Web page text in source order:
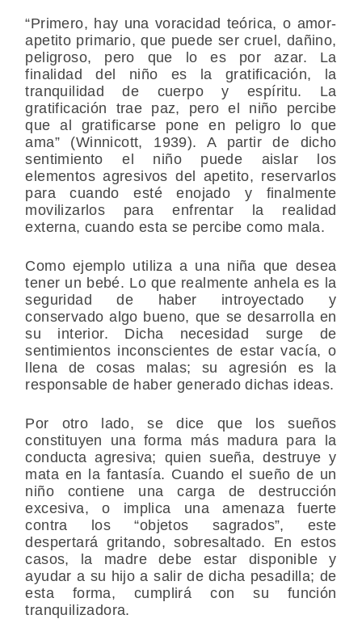
“Primero, hay una voracidad teórica, o amor-
apetito primario, que puede ser cruel, dañino,
peligroso, pero que lo es por azar. La
finalidad del niño es la gratificación, la
tranquilidad de cuerpo y espíritu. La
gratificación trae paz, pero el niño percibe
que al gratificarse pone en peligro lo que
ama” (Winnicott, 1939). A partir de dicho
sentimiento el niño puede aislar los
elementos agresivos del apetito, reservarlos
para cuando esté enojado y finalmente
movilizarlos para enfrentar la realidad
externa, cuando esta se percibe como mala.
Como ejemplo utiliza a una niña que desea
tener un bebé. Lo que realmente anhela es la
seguridad de haber introyectado y
conservado algo bueno, que se desarrolla en
su interior. Dicha necesidad surge de
sentimientos inconscientes de estar vacía, o
llena de cosas malas; su agresión es la
responsable de haber generado dichas ideas.
Por otro lado, se dice que los sueños
constituyen una forma más madura para la
conducta agresiva; quien sueña, destruye y
mata en la fantasía. Cuando el sueño de un
niño contiene una carga de destrucción
excesiva, o implica una amenaza fuerte
contra los “objetos sagrados”, este
despertará gritando, sobresaltado. En estos
casos, la madre debe estar disponible y
ayudar a su hijo a salir de dicha pesadilla; de
esta forma, cumplirá con su función
tranquilizadora.